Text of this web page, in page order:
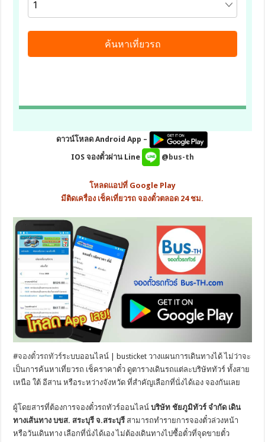
ดาวน์โหลด Android App –
IOS จองตั๋วผ่าน Line
@bus-th
โหลดแอปที่ Google Play
มีติดเครื่อง เช็คเที่ยวรถ จองตั๋วตลอด 24 ชม.
#จองตั๋วรถทัวร์ระบบออนไลน์ | busticket วางแผนการเดินทางได้ ไม่ว่าจะ
เป็นการค้นหาเที่ยวรถ เช็คราคาตั๋ว ดูตารางเดินรถแต่ละบริษัททัวร์ ทั้งสาย
เหนือ ใต้ อีสาน หรือระหว่างจังหวัด ที่สำคัญเลือกที่นั่งได้เอง จองกันเลย
ผู้โดยสารที่ต้องการจองตั๋วรถทัวร์ออนไลน์บริษัท ชัยภูมิทัวร์ จำกัด เดิน
ทางเส้นทาง บขส. สระบุรี จ.สระบุรี สามารถทำรายการจองตั๋วล่วงหน้า
หรือวันเดินทาง เลือกที่นั่งได้เอง ไม่ต้องเดินทางไปซื้อตั๋วที่จุดขายตั๋ว